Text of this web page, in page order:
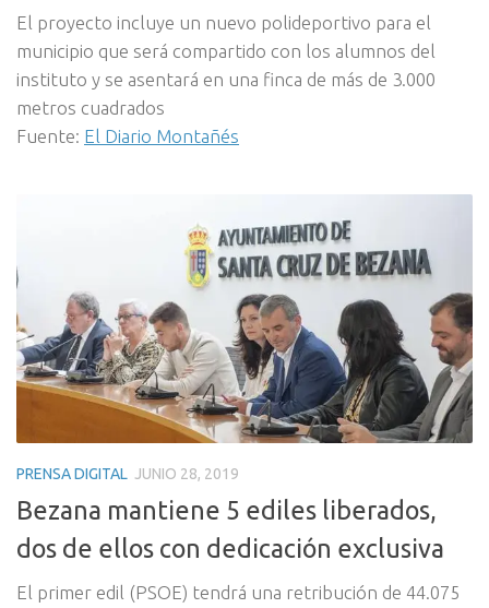
El proyecto incluye un nuevo polideportivo para el
municipio que será compartido con los alumnos del
instituto y se asentará en una finca de más de 3.000
metros cuadrados
Fuente: El Diario Montañés
PRENSA DIGITAL JUNIO 28, 2019
Bezana mantiene 5 ediles liberados,
dos de ellos con dedicación exclusiva
El primer edil (PSOE) tendrá una retribución de 44.075